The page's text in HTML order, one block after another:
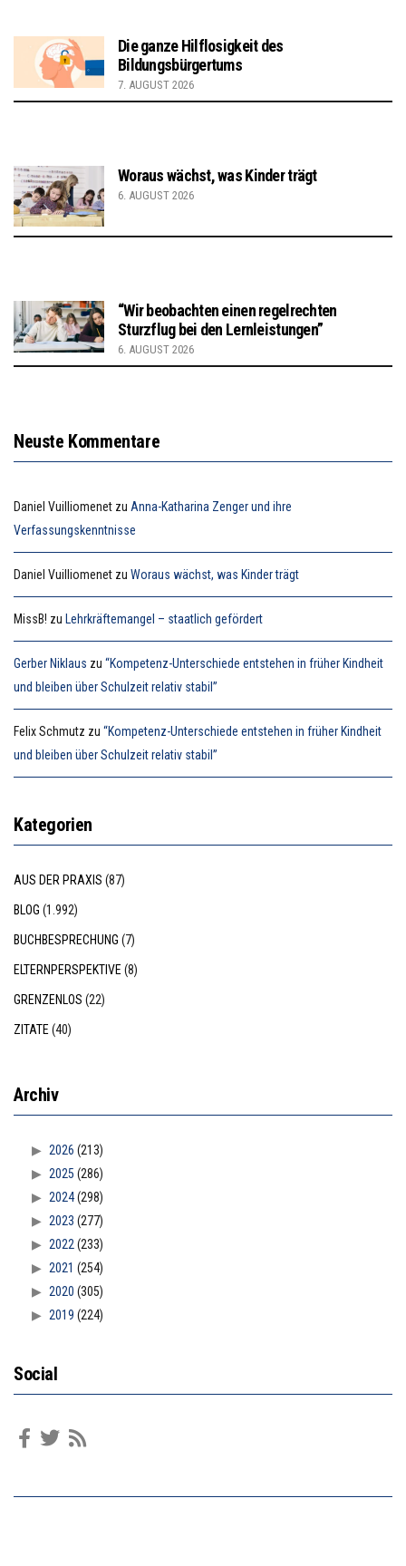
Die ganze Hilflosigkeit des
Bildungsbürgertums
7. AUGUST 2026
Woraus wächst, was Kinder trägt
6. AUGUST 2026
“Wir beobachten einen regelrechten
Sturzflug bei den Lernleistungen”
6. AUGUST 2026
Neuste Kommentare
Daniel Vuilliomenet zu Anna-Katharina Zenger und ihre
Verfassungskenntnisse
Daniel Vuilliomenet zu Woraus wächst, was Kinder trägt
MissB! zu Lehrkräftemangel – staatlich gefördert
Gerber Niklaus zu “Kompetenz-Unterschiede entstehen in früher Kindheit
und bleiben über Schulzeit relativ stabil”
Felix Schmutz zu “Kompetenz-Unterschiede entstehen in früher Kindheit
und bleiben über Schulzeit relativ stabil”
Kategorien
AUS DER PRAXIS (87)
BLOG (1.992)
BUCHBESPRECHUNG (7)
ELTERNPERSPEKTIVE(8)
GRENZENLOS (22)
ZITATE(40)
Archiv
2026 (213)
2025 (286)
2024(298)
2023 (277)
2022(233)
2021 (254)
2020 (305)
2019 (224)
Social